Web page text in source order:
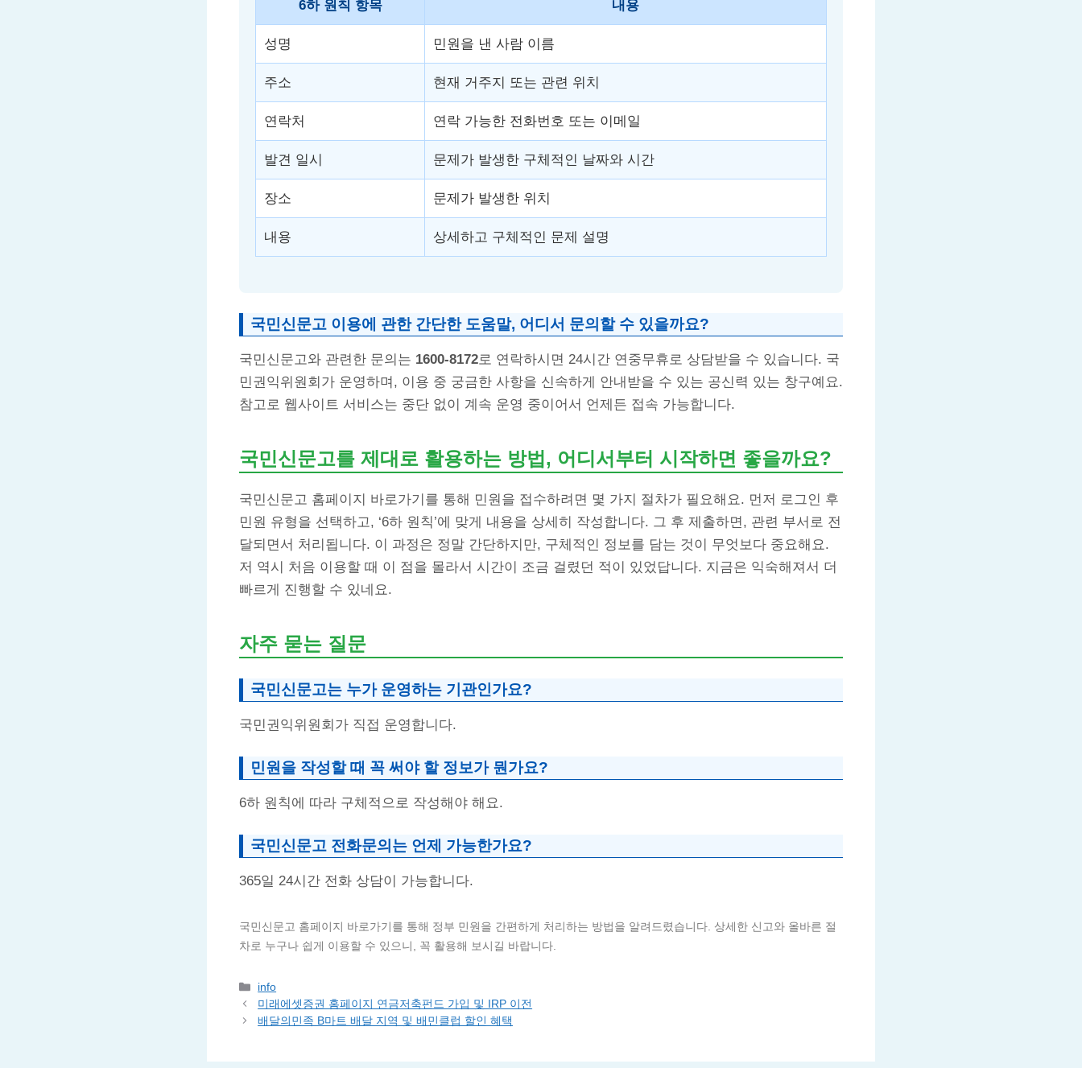
6하 원칙 항목 내용
성명 민원을 낸 사람 이름
주소 현재 거주지 또는 관련 위치
연락처 연락 가능한 전화번호 또는 이메일
발견 일시 문제가 발생한 구체적인 날짜와 시간
장소 문제가 발생한 위치
내용 상세하고 구체적인 문제 설명
국민신문고 이용에 관한 간단한 도움말, 어디서 문의할 수 있을까요?
국민신문고와 관련한 문의는 1600-8172로 연락하시면 24시간 연중무휴로 상담받을 수 있습니다. 국
민권익위원회가 운영하며, 이용 중 궁금한 사항을 신속하게 안내받을 수 있는 공신력 있는 창구예요.
참고로 웹사이트 서비스는 중단 없이 계속 운영 중이어서 언제든 접속 가능합니다.
국민신문고를 제대로 활용하는 방법, 어디서부터 시작하면 좋을까요?
국민신문고 홈페이지 바로가기를 통해 민원을 접수하려면 몇 가지 절차가 필요해요. 먼저 로그인 후
민원 유형을 선택하고, ‘6하 원칙’에 맞게 내용을 상세히 작성합니다. 그 후 제출하면, 관련 부서로 전
달되면서 처리됩니다. 이 과정은 정말 간단하지만, 구체적인 정보를 담는 것이 무엇보다 중요해요.
저 역시 처음 이용할 때 이 점을 몰라서 시간이 조금 걸렸던 적이 있었답니다. 지금은 익숙해져서 더
빠르게 진행할 수 있네요.
자주 묻는 질문
국민신문고는 누가 운영하는 기관인가요?
국민권익위원회가 직접 운영합니다.
민원을 작성할 때 꼭 써야 할 정보가 뭔가요?
6하 원칙에 따라 구체적으로 작성해야 해요.
국민신문고 전화문의는 언제 가능한가요?
365일 24시간 전화 상담이 가능합니다.
국민신문고 홈페이지 바로가기를 통해 정부 민원을 간편하게 처리하는 방법을 알려드렸습니다. 상세한 신고와 올바른 절
차로 누구나 쉽게 이용할 수 있으니, 꼭 활용해 보시길 바랍니다.
카
테
고
info
미래에셋증권 홈페이지 연금저축펀드 가입 및 IRP 이전
배달의민족 B마트 배달 지역 및 배민클럽 할인 혜택